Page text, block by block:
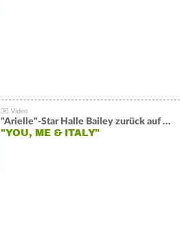
"Arielle"-Star Halle Bailey zurück auf der Leinwand:
"YOU, ME & ITALY"